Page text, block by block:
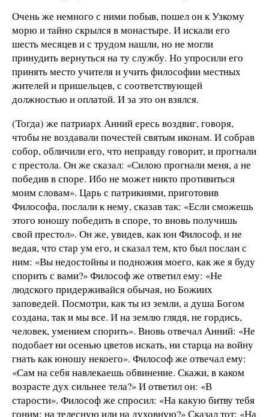
Очень же немного с ними побыв, пошел он к Узкому
морю и тайно скрылся в монастыре. И искали его
шесть месяцев и с трудом нашли, но не могли
принудить вернуться на ту службу. Но упросили его
принять место учителя и учить философии местных
жителей и пришельцев, с соответствующей
должностью и оплатой. И за это он взялся.
(Тогда) же патриарх Анний ересь воздвиг, говоря,
чтобы не воздавали почестей святым иконам. И собрав
собор, обличили его, что неправду говорит, и прогнали
с престола. Он же сказал: «Силою прогнали меня, а не
победив в споре. Ибо не может никто противиться
моим словам». Царь с патрикиями, приготовив
Философа, послали к нему, сказав так: «Если сможешь
этого юношу победить в споре, то вновь получишь
свой престол». Он же, увидев, как юн Философ, и не
ведая, что стар ум его, и сказал тем, кто был послан с
ним: «Вы недостойны и подножия моего, как же я буду
спорить с вами?» Философ же ответил ему: «Не
людского придерживайся обычая, но Божиих
заповедей. Посмотри, как ты из земли, а душа Богом
создана, так и мы все. И на землю глядя, не гордись,
человек, умением спорить». Вновь отвечал Анний: «Не
подобает ни осенью цветов искать, ни старца на войну
гнать как юношу некоего». Философ же отвечал ему:
«Сам на себя навлекаешь обвинение. Скажи, в каком
возрасте дух сильнее тела?» И ответил он: «В
старости». Философ же спросил: «На какую битву тебя
гоним: на телесную или на духовную?» Сказал тот: «На